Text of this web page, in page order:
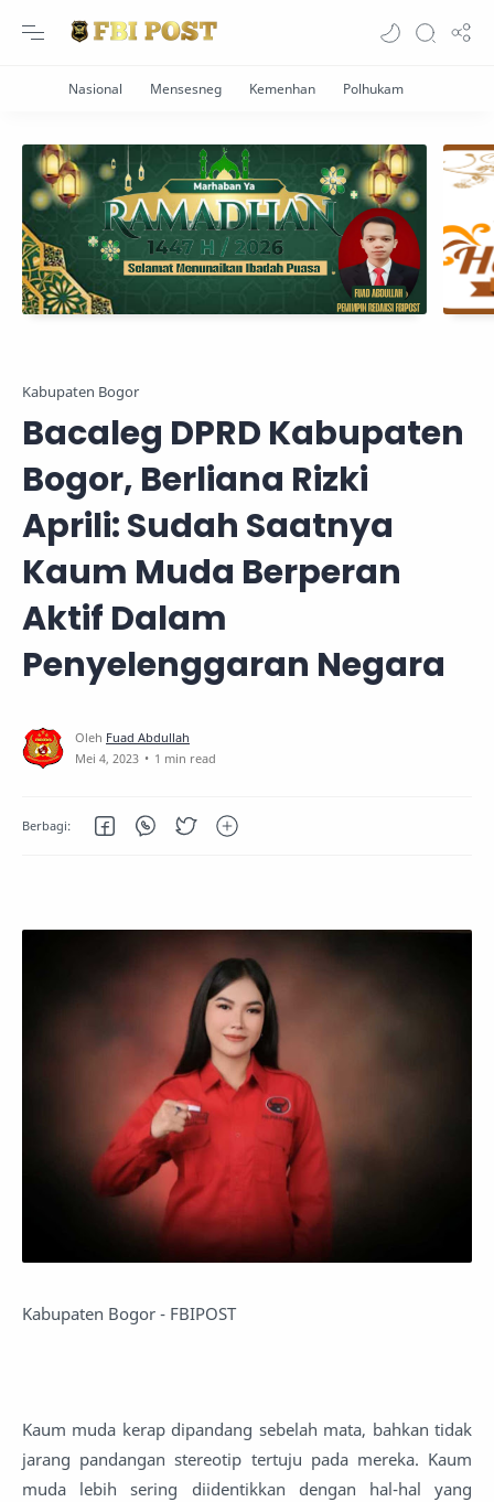
Kabupaten Bogor
Bacaleg DPRD Kabupaten
Bogor, Berliana Rizki
Aprili: Sudah Saatnya
Kaum Muda Berperan
Aktif Dalam
Penyelenggaran Negara
1 min read
Kabupaten Bogor - FBIPOST
Kaum muda kerap dipandang sebelah mata, bahkan tidak
jarang pandangan stereotip tertuju pada mereka. Kaum
muda lebih sering diidentikkan dengan hal-hal yang